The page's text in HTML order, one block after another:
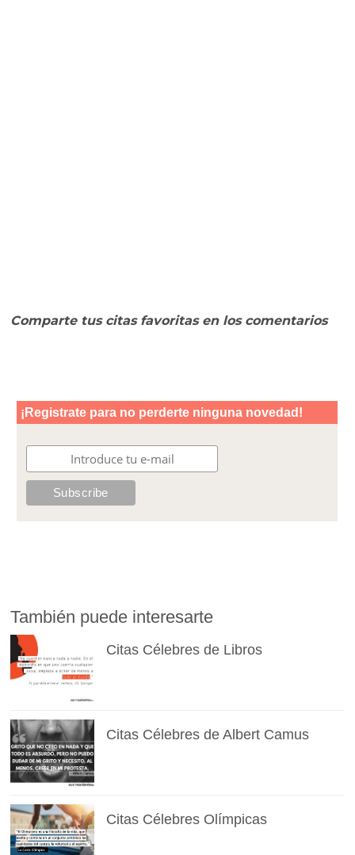
Comparte tus citas favoritas en los comentarios
También puede interesarte
Citas Célebres de Libros
Citas Célebres de Albert Camus
Citas Célebres Olímpicas